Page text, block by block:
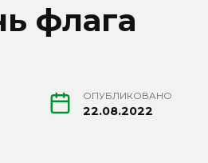
флага
ОПУБЛИКОВАНО
22.08.2022